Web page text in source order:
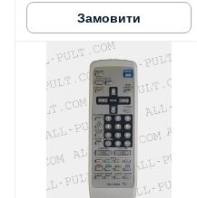
Замовити